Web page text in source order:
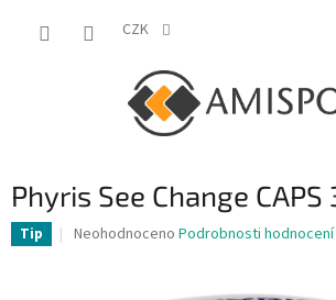
CZK
Phyris See Change CAPS
Tip
Průměrné
Neohodnoceno Podrobnosti hodnocení